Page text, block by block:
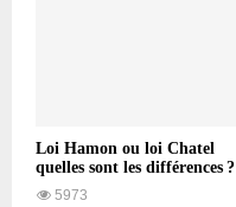
Loi Hamon ou loi Chatel
quelles sont les différences ?
5973